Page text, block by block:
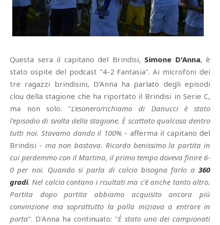
Questa sera il capitano del Brindisi, Simone D'Anna, è
stato ospite del podcast "4-2 Fantasia". Ai microfoni dei
tre ragazzi brindisini, D'Anna ha parlato degli episodi
clou della stagione che ha riportato il Brindisi in Serie C,
ma non solo. "L'esonero/richiamo di Danucci è stato
l'episodio di svolta della stagione. È scattato qualcosa dentro
tutti noi. Stavamo dando il 100% - afferma il capitano del
Brindisi - ma non bastava. Ricordo benissimo la partita in
cui perdemmo con il Martina, il primo tempo doveva finire 6-
0 per noi. Quando si parla di calcio bisogna farlo a 360
gradi. Nel calcio contano i risultati ma c'è anche tanto altro.
Partita dopo partita abbiamo acquisito ancora più
convinzione ma soprattutto la palla iniziava a entrare in
porta". D'Anna ha continuato: "È stato uno dei campionati